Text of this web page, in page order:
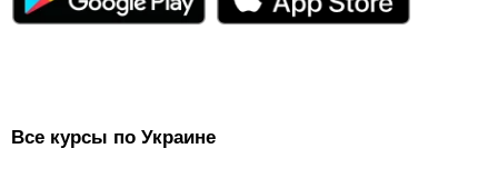
Все курсы по Украине